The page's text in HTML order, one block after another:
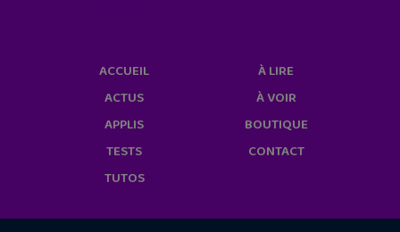
ACCUEIL
ACTUS
APPLIS
TESTS
TUTOS
À LIRE
À VOIR
BOUTIQUE
CONTACT